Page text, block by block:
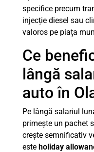
specifice precum
injecție diesel sau
valoros pe piața
Ce
lângă
auto în
Pe lângă salariul
primește un pachet
crește semnificativ
este holiday